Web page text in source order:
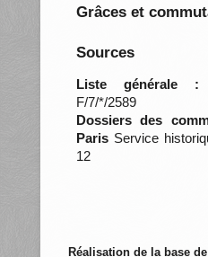
Grâces et
Sources
Liste générale :
F/7/*/2589
Dossiers des
ParisService
12
Réalisation de la base